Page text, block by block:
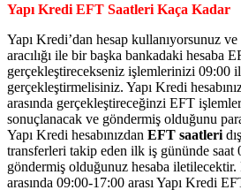
Yapı Kredi EFT Saatleri Kaça Kadar
Yapı Kredi’dan hesap kullanıyorsunuz ve
aracılığı ile bir başka bankadaki hesaba
gerçekleştirecekseniz işlemlerinizi 09:00
gerçekleştirmelisiniz. Yapı Kredi
arasında gerçekleştireceğinzi EFT
sonuçlanacak ve göndermiş olduğunu
Yapı Kredi hesabınızdan EFT saatleri
transferleri takip eden ilk iş gününde saat
göndermiş olduğunuz hesaba
arasında 09:00-17:00 arası Yapı Kredi